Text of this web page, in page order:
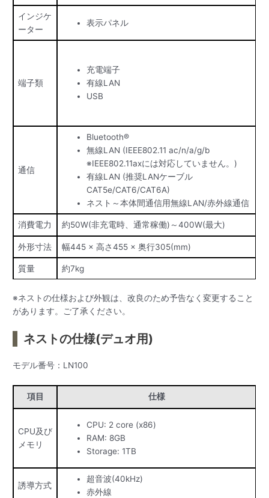
インジケ
ーター
表示パネル
端子類
充電端子
有線LAN
USB
通信
Bluetooth®
無線LAN (IEEE802.11 ac/n/a/g/b
※IEEE802.11axには対応していません。)
有線LAN (推奨LANケーブル
CAT5e/CAT6/CAT6A)
ネスト～本体間通信用無線LAN/赤外線通信
消費電力 約50W(非充電時、通常稼働)～400W(最大)
外形寸法 幅445 × 高さ455 × 奥行305(mm)
質量 約7kg
※ネストの仕様および外観は、改良のため予告なく変更すること
があります。ご了承ください。
ネストの仕様(デュオ用)
モデル番号：LN100
項目 仕様
CPU及び
メモリ
CPU: 2 core (x86)
RAM: 8GB
Storage: 1TB
誘導方式
超音波(40kHz)
赤外線